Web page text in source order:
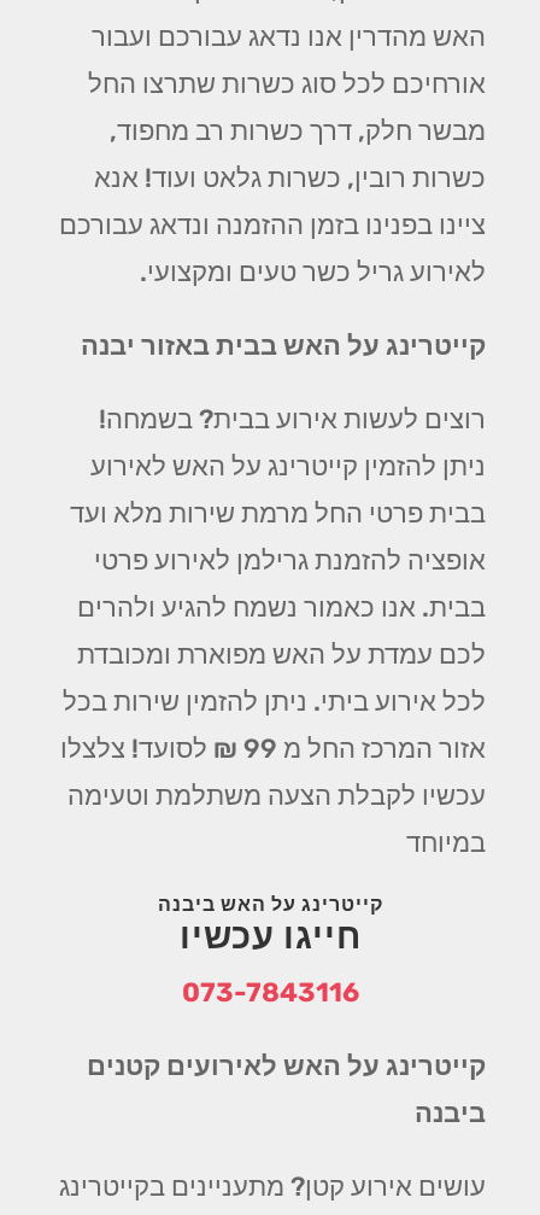
האש מהדרין אנו נדאג עבורכם ועבור
אורחיכם לכל סוג כשרות שתרצו החל
מבשר חלק, דרך כשרות רב מחפוד,
כשרות רובין, כשרות גלאט ועוד! אנא
ציינו בפנינו בזמן ההזמנה ונדאג עבורכם
לאירוע גריל כשר טעים ומקצועי.
קייטרינג על האש בבית באזור יבנה
רוצים לעשות אירוע בבית? בשמחה!
ניתן להזמין קייטרינג על האש לאירוע
בבית פרטי החל מרמת שירות מלא ועד
אופציה להזמנת גרילמן לאירוע פרטי
בבית. אנו כאמור נשמח להגיע ולהרים
לכם עמדת על האש מפוארת ומכובדת
לכל אירוע ביתי. ניתן להזמין שירות בכל
אזור המרכז החל מ 99 ₪ לסועד! צלצלו
עכשיו לקבלת הצעה משתלמת וטעימה
במיוחד
קייטרינג על האש ביבנה
חייגו עכשיו
073-7843116
קייטרינג על האש לאירועים קטנים
ביבנה
עושים אירוע קטן? מתעניינים בקייטרינג